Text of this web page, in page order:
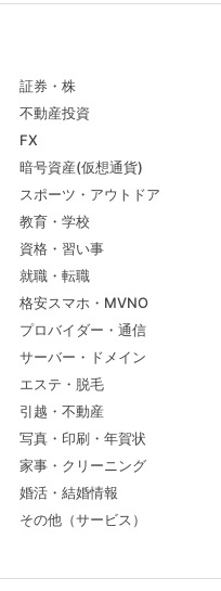
証券・株
不動産投資
FX
暗号資産(仮想通貨)
スポーツ・アウトドア
教育・学校
資格・習い事
就職・転職
格安スマホ・MVNO
プロバイダー・通信
サーバー・ドメイン
エステ・脱毛
引越・不動産
写真・印刷・年賀状
家事・クリーニング
婚活・結婚情報
その他（サービス）